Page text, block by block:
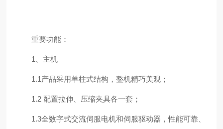
重要功能：
1、主机
1.1产品采用单柱式结构，整机精巧美观；
1.2 配置拉伸、压缩夹具各一套；
1.3全数字式交流伺服电机和伺服驱动器，性能可靠、